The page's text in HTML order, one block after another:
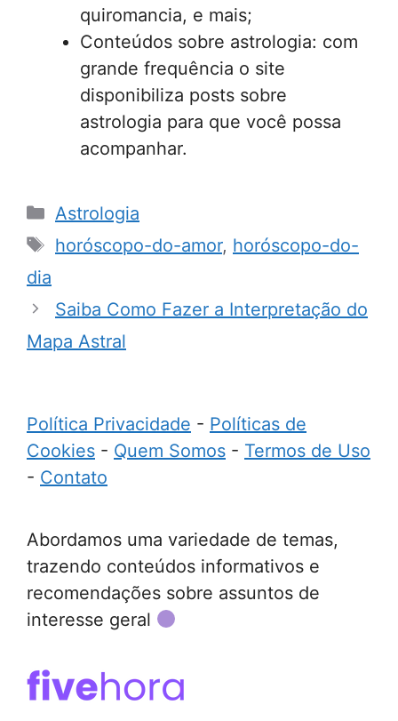
quiromancia, e mais;
Conteúdos sobre astrologia: com
grande frequência o site
disponibiliza posts sobre
astrologia para que você possa
acompanhar.
Categorias
Astrologia
Tags
horóscopo-do-amor, horóscopo-do-
dia
Saiba Como Fazer a Interpretação do
Mapa Astral
Política Privacidade - Políticas de
Cookies - Quem Somos - Termos de Uso
- Contato
Abordamos uma variedade de temas,
trazendo conteúdos informativos e
recomendações sobre assuntos de
interesse geral